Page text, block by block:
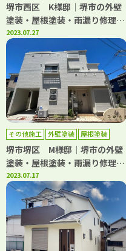
堺市西区 K様邸│堺市の外壁
塗装・屋根塗装・雨漏り修理専
門店 千成工務店
2023.07.27
その他施工 外壁塗装 屋根塗装
堺市堺区 M様邸│堺市の外壁
塗装・屋根塗装・雨漏り修理専
門店 千成工務店
2023.07.17